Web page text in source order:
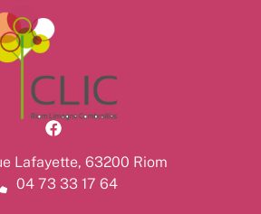
Lafayette, 63200 Riom
04 73 33 17 64